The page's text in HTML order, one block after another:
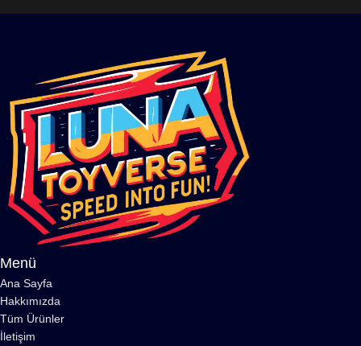
Menü
Ana Sayfa
Hakkımızda
Tüm Ürünler
İletişim